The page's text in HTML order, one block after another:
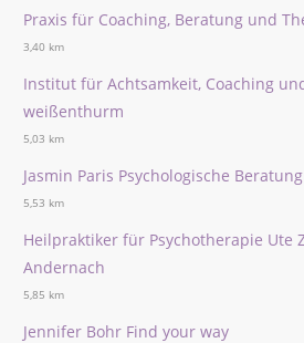
Praxis für Coaching, Beratung und
3,40 km
Institut für Achtsamkeit, Coaching
weißenthurm
5,03 km
Jasmin Paris Psychologische
5,53 km
Heilpraktiker für Psychotherapie Ute
Andernach
5,85 km
Jennifer Bohr Find your way